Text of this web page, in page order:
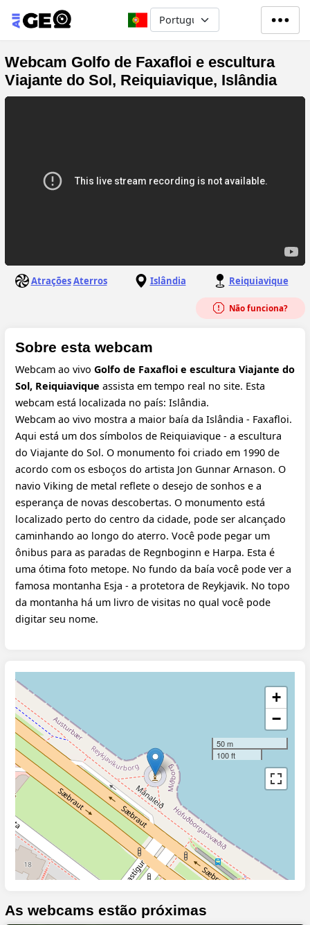
Passar para o conteúdo principal
Select your language
Webcam Golfo de Faxafloi e escultura
Viajante do Sol, Reiquiavique, Islândia
AtraçõesAterros Islândia Reiquiavique
Não funciona?
Sobre esta webcam
Webcam ao vivo Golfo de Faxafloi e escultura Viajante do
Sol, Reiquiavique assista em tempo real no site. Esta
webcam está localizada no país: Islândia.
Webcam ao vivo mostra a maior baía da Islândia - Faxafloi.
Aqui está um dos símbolos de Reiquiavique - a escultura
do Viajante do Sol. O monumento foi criado em 1990 de
acordo com os esboços do artista Jon Gunnar Arnason. O
navio Viking de metal reflete o desejo de sonhos e a
esperança de novas descobertas. O monumento está
localizado perto do centro da cidade, pode ser alcançado
caminhando ao longo do aterro. Você pode pegar um
ônibus para as paradas de Regnboginn e Harpa. Esta é
uma ótima foto metope. No fundo da baía você pode ver a
famosa montanha Esja - a protetora de Reykjavik. No topo
da montanha há um livro de visitas no qual você pode
digitar seu nome.
+
−
50 m
100 ft
As webcams estão próximas